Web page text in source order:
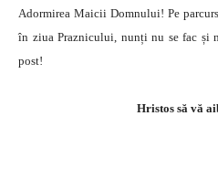
Adormirea Maicii Domnului! Pe
în ziua Praznicului, nunți nu se fac și
post!
Hristos să vă